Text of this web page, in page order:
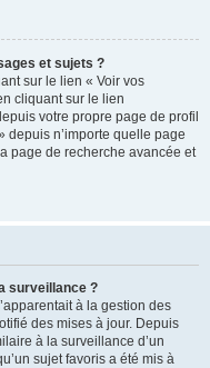
et sujets ?
sur le lien « Voir vos
cliquant sur le lien
votre propre page de profil
depuis n’importe quelle page
page de recherche avancée et
surveillance ?
à la gestion des
des mises à jour. Depuis
à la surveillance d’un
sujet favoris a été mis à